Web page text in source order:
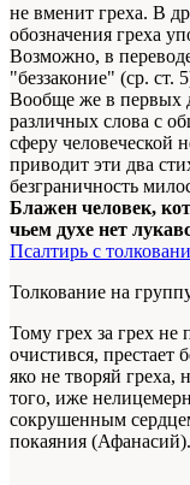
не вменит греха. В
обозначения греха
Возможно, в
"беззаконие" (ср. ст.
Вообще же в первых
различных слова с
сферу человеческой
приводит эти два
безграничность
Блажен человек,
чьем духе нет
Псалтирь с
Толкование на
Тому грех за грех не
очистився, престает
яко не творяй греха,
того, иже
сокрушенным
покаяния (Афанасий).